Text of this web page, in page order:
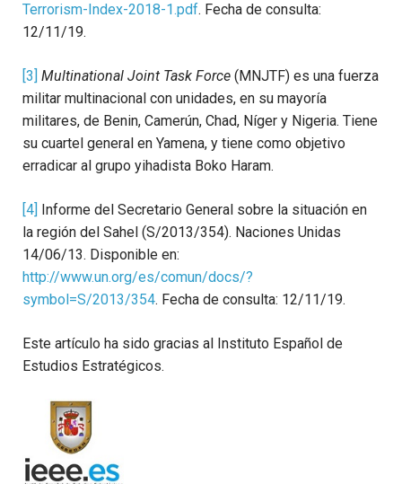
Terrorism-Index-2018-1.pdf. Fecha de consulta:
12/11/19.
[3] Multinational Joint Task Force (MNJTF) es una fuerza
militar multinacional con unidades, en su mayoría
militares, de Benin, Camerún, Chad, Níger y Nigeria. Tiene
su cuartel general en Yamena, y tiene como objetivo
erradicar al grupo yihadista Boko Haram.
[4]
Informe del Secretario General sobre la situación en
la región del Sahel (S/2013/354). Naciones Unidas
14/06/13. Disponible en:
http://www.un.org/es/comun/docs/?
symbol=S/2013/354. Fecha de consulta: 12/11/19.
Este artículo ha sido gracias al Instituto Español de
Estudios Estratégicos.